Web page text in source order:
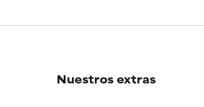
Nuestros extras